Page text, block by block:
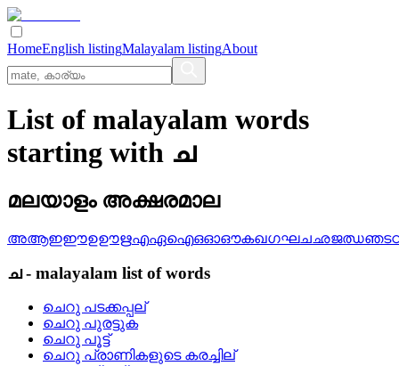
HomeEnglish listingMalayalam listingAbout
List of malayalam words
starting with ച
മലയാളം അക്ഷരമാല
അആഇഈഉഊഋഎഏഐഒഓഔകഖഗഘചഛജഝഞട
ച- malayalam list of words
ചെറു പടക്കപ്പല്
ചെറു പുരട്ടുക
ചെറു പൂട്ട്
ചെറു പ്രാണികളുടെ കരച്ചില്